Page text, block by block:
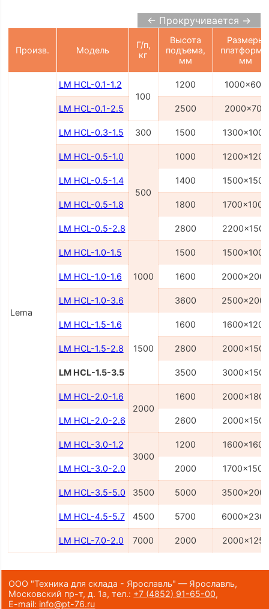
← Прокручивается →
Произв. Модель
Г/п,
кг
Высота
подъема,
мм
Размеры
мм
Lema
LM HCL-0.1-1.2
100
1200 1000x600
LM HCL-0.1-2.5 2500 2000x700
LM HCL-0.3-1.5 300 1500 1300x1000
LM HCL-0.5-1.0
500
1000 1200x1200
LM HCL-0.5-1.4 1400 1500x1500
LM HCL-0.5-1.8 1800 1700x1000
LM HCL-0.5-2.8 2800 2200x1500
LM HCL-1.0-1.5
1000
1500 1500x1000
LM HCL-1.0-1.6 1600
LM HCL-1.0-3.6 3600
LM HCL-1.5-1.6
1500
1600 1600x1200
LM HCL-1.5-2.8 2800 2000x1500
LM HCL-1.5-3.5 3500 3000x1500
LM HCL-2.0-1.6
2000
1600 2000x1800
LM HCL-2.0-2.6 2600 2000x1500
LM HCL-3.0-1.2
3000
1200 1600x1600
LM HCL-3.0-2.0 2000 1700x1500
LM HCL-3.5-5.0 3500 5000
LM HCL-4.5-5.7 4500 5700
LM HCL-7.0-2.0 7000 2000 2000x1250
ООО "Техника для склада - Ярославль" — Ярославль,
Московский пр-т, д. 1а,тел.: +7 (4852) 91-65-00,
E-mail: info@pt-76.ru